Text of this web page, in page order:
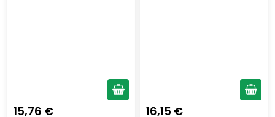
15,76 € 16,15 €